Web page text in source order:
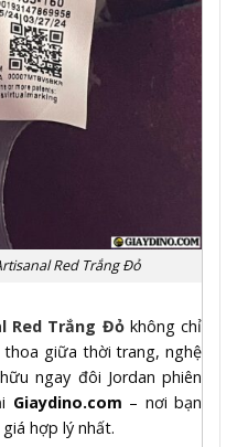
Red Trắng Đỏ
Red Trắng Đỏ không chỉ
giữa thời trang, nghệ
ngay đôi Jordan phiên
Giaydino.com – nơi bạn
hợp lý nhất.